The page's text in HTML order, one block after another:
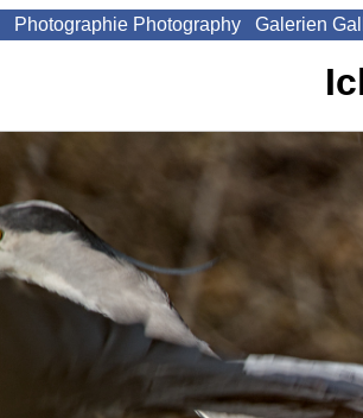
Photographie Photography Galerien